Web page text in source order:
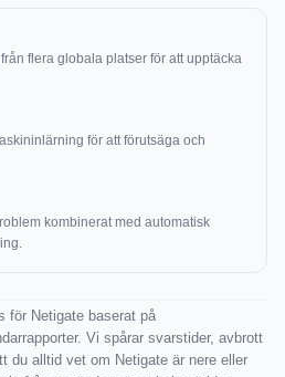
flera globala platser för att upptäcka
för att förutsäga och
kombinerat med automatisk
för Netigate baserat på
Vi spårar svarstider, avbrott
du alltid vet om Netigate är nere eller